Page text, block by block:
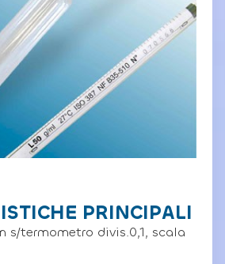
PRINCIPALI
s/termometro divis.0,1, scala